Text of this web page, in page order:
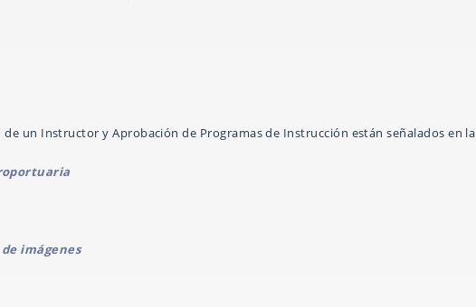
un Instructor y Aprobación de Programas de Instrucción están señalados en la
imágenes